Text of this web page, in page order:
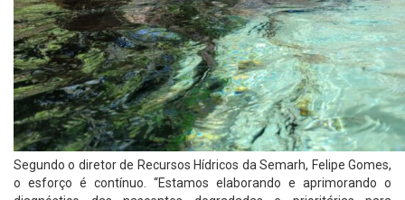
Segundo o diretor de Recursos Hídricos da Semarh, Felipe Gomes,
o esforço é contínuo. “Estamos elaborando e aprimorando o